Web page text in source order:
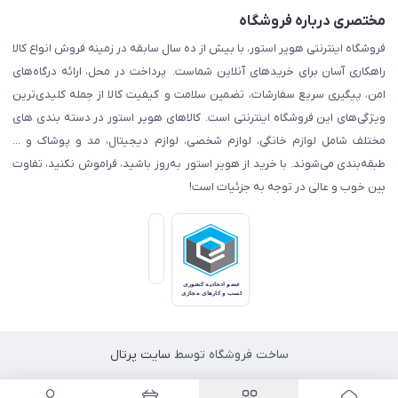
مختصری درباره فروشگاه
فروشگاه اینترنتی هویر استور، با بیش از ده سال سابقه در زمینه فروش انواع کالا
راهکاری آسان برای خریدهای آنلاین شماست. پرداخت در محل، ارائه درگاه‌های
امن، پیگیری سریع سفارشات، تضمین سلامت و کیفیت کالا از جمله کلیدی‌ترین
ویژگی‌های این فروشگاه اینترنتی است. کالاهای هویر استور در دسته بندی های
مختلف شامل لوازم خانگی، لوازم شخصی، لوازم دیجیتال، مد و پوشاک و ...
طبقه‌بندی می‌شوند. با خرید از هویر استور به‌روز باشید، فراموش نکنید، تفاوت
بین خوب و عالی در توجه به جزئیات است!
ساخت فروشگاه توسط سایت پرتال